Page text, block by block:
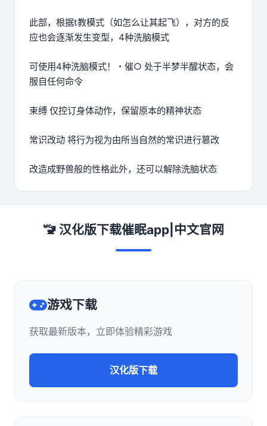
此部，根据t教模式（如怎么让其起飞），对方的反
应也会逐渐发生变型，4种洗脑模式
可使用4种洗脑模式！・催○ 处于半梦半醒状态，会
服自任何命令
束缚 仅控订身体动作，保留原本的精神状态
常识改动 将行为视为由所当自然的常识进行篡改
改造成野兽般的性格此外，还可以解除洗脑状态
🚾 汉化版下载催眠app|中文官网
游戏下载
获取最新版本，立即体验精彩游戏
汉化版下载